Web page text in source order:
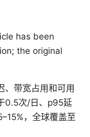
has been
the original
、带宽占用和可用
0.5次/日、p95延
，全球覆盖至